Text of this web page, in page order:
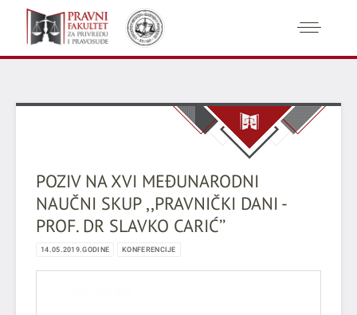
POZIV NA XVI MEĐUNARODNI
NAUČNI SKUP ,,PRAVNIČKI DANI -
PROF. DR SLAVKO CARIĆ’’
14.05.2019.GODINE KONFERENCIJE